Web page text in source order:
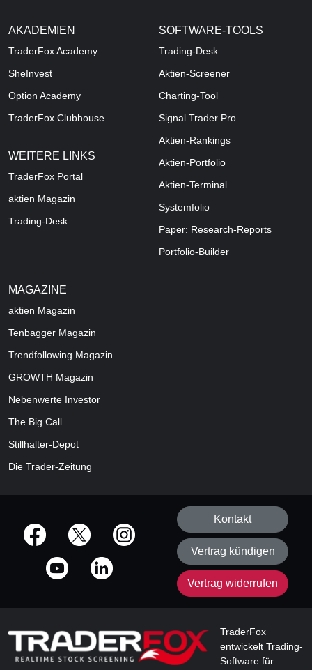
AKADEMIEN
TraderFox Academy
SheInvest
Option Academy
TraderFox Clubhouse
WEITERE LINKS
TraderFox Portal
aktien Magazin
Trading-Desk
SOFTWARE-TOOLS
Trading-Desk
Aktien-Screener
Charting-Tool
Signal Trader Pro
Aktien-Rankings
Aktien-Portfolio
Aktien-Terminal
Systemfolio
Paper: Research-Reports
Portfolio-Builder
MAGAZINE
aktien Magazin
Tenbagger Magazin
Trendfollowing Magazin
GROWTH Magazin
Nebenwerte Investor
The Big Call
Stillhalter-Depot
Die Trader-Zeitung
offizielle Social Media-Accounts
Kontakt
Vertrag kündigen
Vertrag widerrufen
TraderFox
entwickelt Trading-
Software für